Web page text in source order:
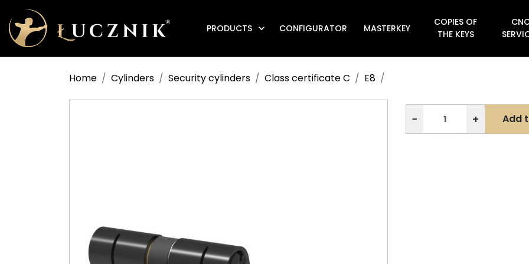
PRODUCTS  CONFIGURATOR MASTERKEY
COPIES OF
THE KEYS
Home Cylinders Security cylinders Class certificate C E8
− + Add